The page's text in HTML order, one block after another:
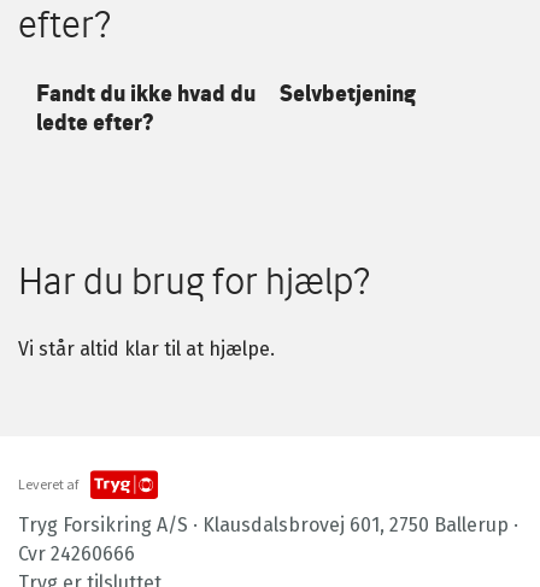
efter?
Fandt du ikke hvad du
ledte efter?
Selvbetjening
Har du brug for hjælp?
Vi står altid klar til at hjælpe.
Leveret af
Tryg Forsikring A/S · Klausdalsbrovej 601, 2750 Ballerup ·
Cvr 24260666